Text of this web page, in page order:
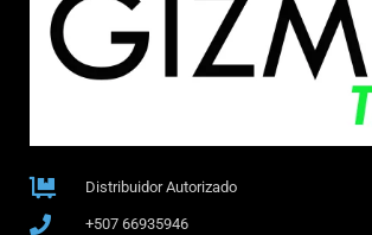
Distribuidor Autorizado
+507 66935946